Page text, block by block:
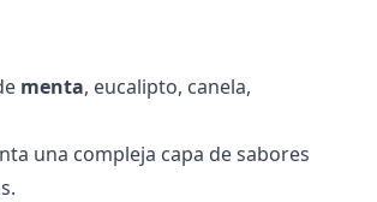
menta, eucalipto, canela,
una compleja capa de sabores